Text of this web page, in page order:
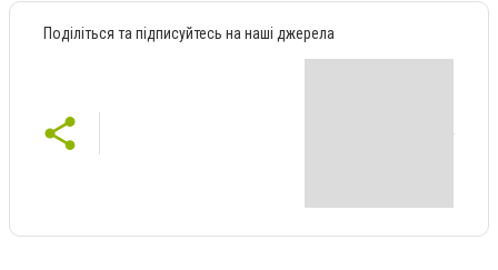
Поділіться та підписуйтесь на наші джерела